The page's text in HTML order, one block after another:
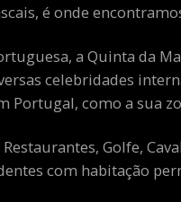
é onde
a Quinta da
celebridades
Portugal, como a sua
Golfe,
com habitação